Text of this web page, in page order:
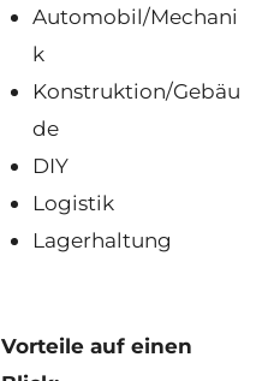
Automobil/Mechani
k
Konstruktion/Gebäu
de
DIY
Logistik
Lagerhaltung
Vorteile auf einen